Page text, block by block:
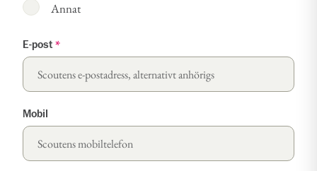
Annat
E-post *
Mobil